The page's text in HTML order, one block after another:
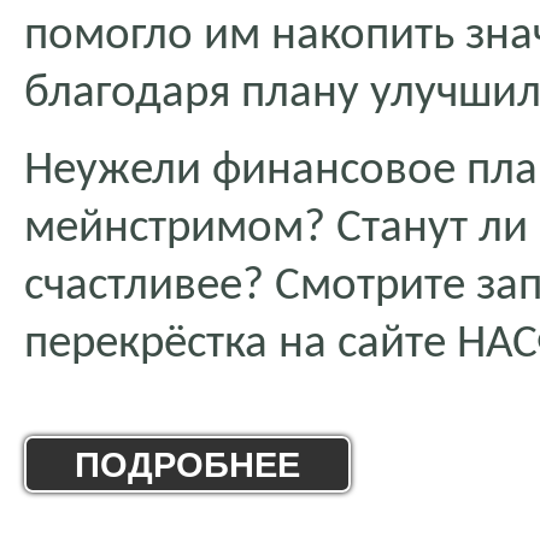
помогло им накопить
благодаря плану
Неужели финансовое
мейнстримом? Станут ли
счастливее? Смотрите
перекрёстка на сайте
ПОДРОБНЕЕ